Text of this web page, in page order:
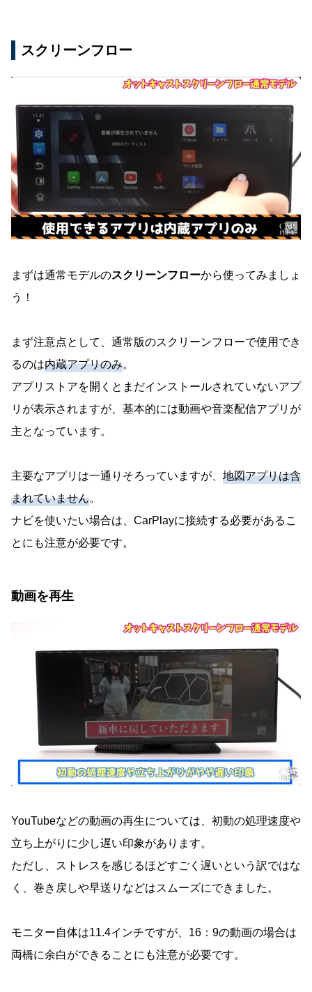
スクリーンフロー
まずは通常モデルのスクリーンフローから使ってみましょ
う！
まず注意点として、通常版のスクリーンフローで使用でき
るのは内蔵アプリのみ。
アプリストアを開くとまだインストールされていないアプ
リが表示されますが、基本的には動画や音楽配信アプリが
主となっています。
主要なアプリは一通りそろっていますが、 地図アプリは含
まれていません。
ナビを使いたい場合は、CarPlayに接続する必要があるこ
とにも注意が必要です。
動画を再生
YouTubeなどの動画の再生については、初動の処理速度や
立ち上がりに少し遅い印象があります。
ただし、ストレスを感じるほどすごく遅いという訳ではな
く、巻き戻しや早送りなどはスムーズにできました。
モニター自体は11.4インチですが、16：9の動画の場合は
両橋に余白ができることにも注意が必要です。